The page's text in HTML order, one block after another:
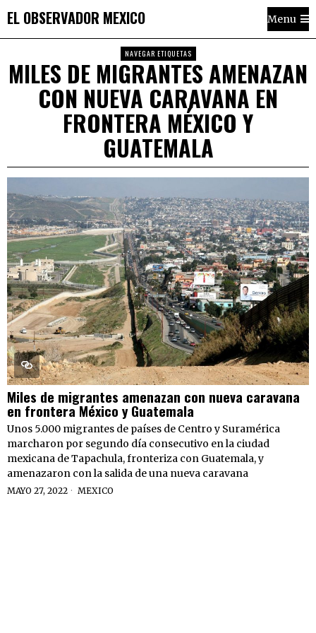
EL OBSERVADOR MEXICO Menu
NAVEGAR ETIQUETAS
MILES DE MIGRANTES AMENAZAN
CON NUEVA CARAVANA EN
FRONTERA MÉXICO Y
GUATEMALA
Miles de migrantes amenazan con nueva caravana
en frontera México y Guatemala
Unos 5.000 migrantes de países de Centro y Suramérica
marcharon por segundo día consecutivo en la ciudad
mexicana de Tapachula, fronteriza con Guatemala, y
amenazaron con la salida de una nueva caravana
MAYO 27, 2022 MEXICO